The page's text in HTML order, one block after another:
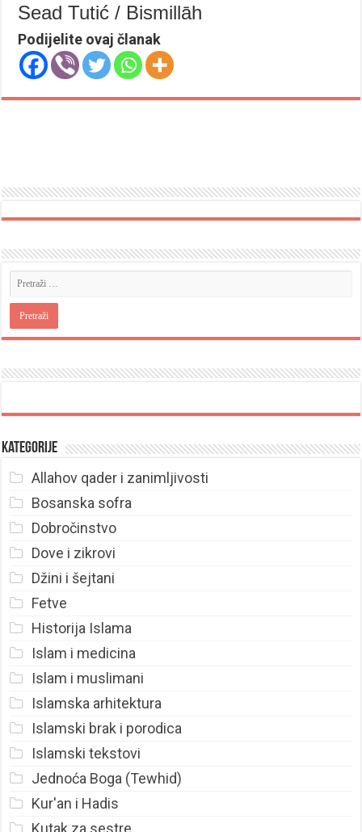
Sead Tutić / Bismillāh
Podijelite ovaj članak
Kategorije
Allahov qader i zanimljivosti
Bosanska sofra
Dobročinstvo
Dove i zikrovi
Džini i šejtani
Fetve
Historija Islama
Islam i medicina
Islam i muslimani
Islamska arhitektura
Islamski brak i porodica
Islamski tekstovi
Jednoća Boga (Tewhid)
Kur'an i Hadis
Kutak za sestre